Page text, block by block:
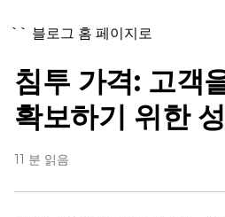
`` 블로그 홈 페이지로
침투 가격: 고객
확보하기 위한
11 분 읽음